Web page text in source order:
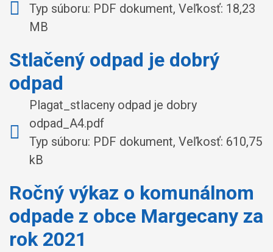
Typ súboru: PDF dokument, Veľkosť: 18,23
MB
Stlačený odpad je dobrý
odpad
Plagat_stlaceny odpad je dobry
odpad_A4.pdf
Typ súboru: PDF dokument, Veľkosť: 610,75
kB
Ročný výkaz o komunálnom
odpade z obce Margecany za
rok 2021